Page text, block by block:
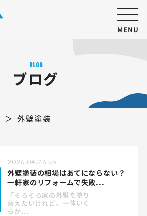
MENU
BLOG
ブログ
外壁塗装
2026.04.26 up
外壁塗装の相場はあてにならない？
一軒家のリフォームで失敗...
「そろそろ家の外壁を塗り
替えたいけれど、一体いく
らか...